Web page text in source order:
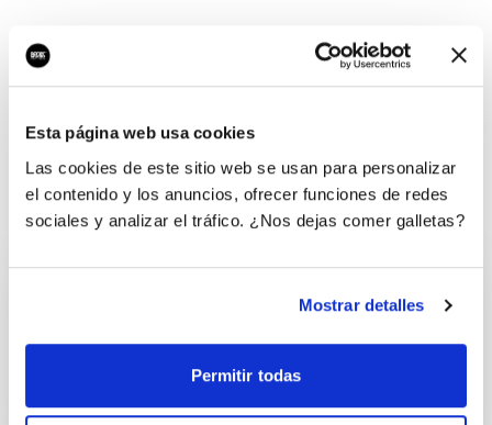
Esta página web usa cookies
Las cookies de este sitio web se usan para personalizar
el contenido y los anuncios, ofrecer funciones de redes
sociales y analizar el tráfico. ¿Nos dejas comer galletas?
Mostrar detalles
Permitir todas
¡Ups, no hay nada por
aquí!
¿Quieres jugar al juego del empresario?